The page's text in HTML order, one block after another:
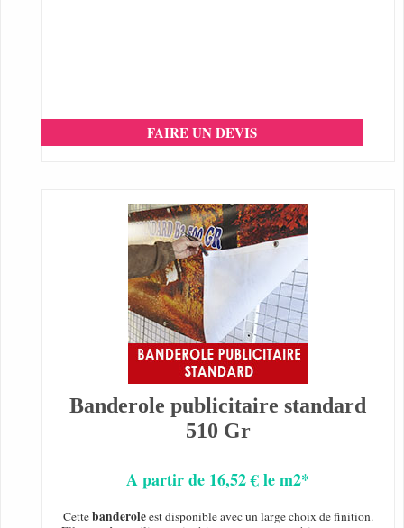
FAIRE UN DEVIS
Banderole publicitaire standard
510 Gr
A partir de 16,52 € le m2*
Cettebanderoleest disponible avec un large choix de finition.